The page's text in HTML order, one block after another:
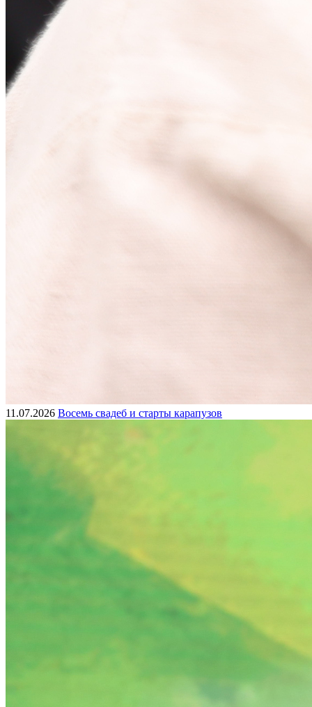
11.07.2026 Восемь свадеб и старты карапузов